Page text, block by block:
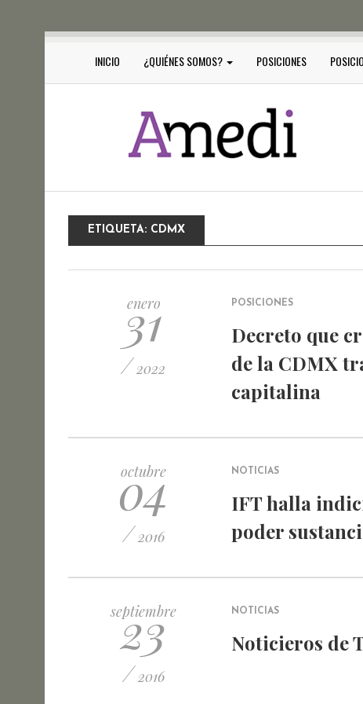
INICIO ¿QUIÉNES SOMOS? POSICIONES
ETIQUETA: CDMX
enero
31
/2022
POSICIONES
Decreto que
de la CDMX
capitalina
octubre
04
/ 2016
NOTICIAS
IFT halla
poder
septiembre
23
/ 2016
NOTICIAS
Noticieros de